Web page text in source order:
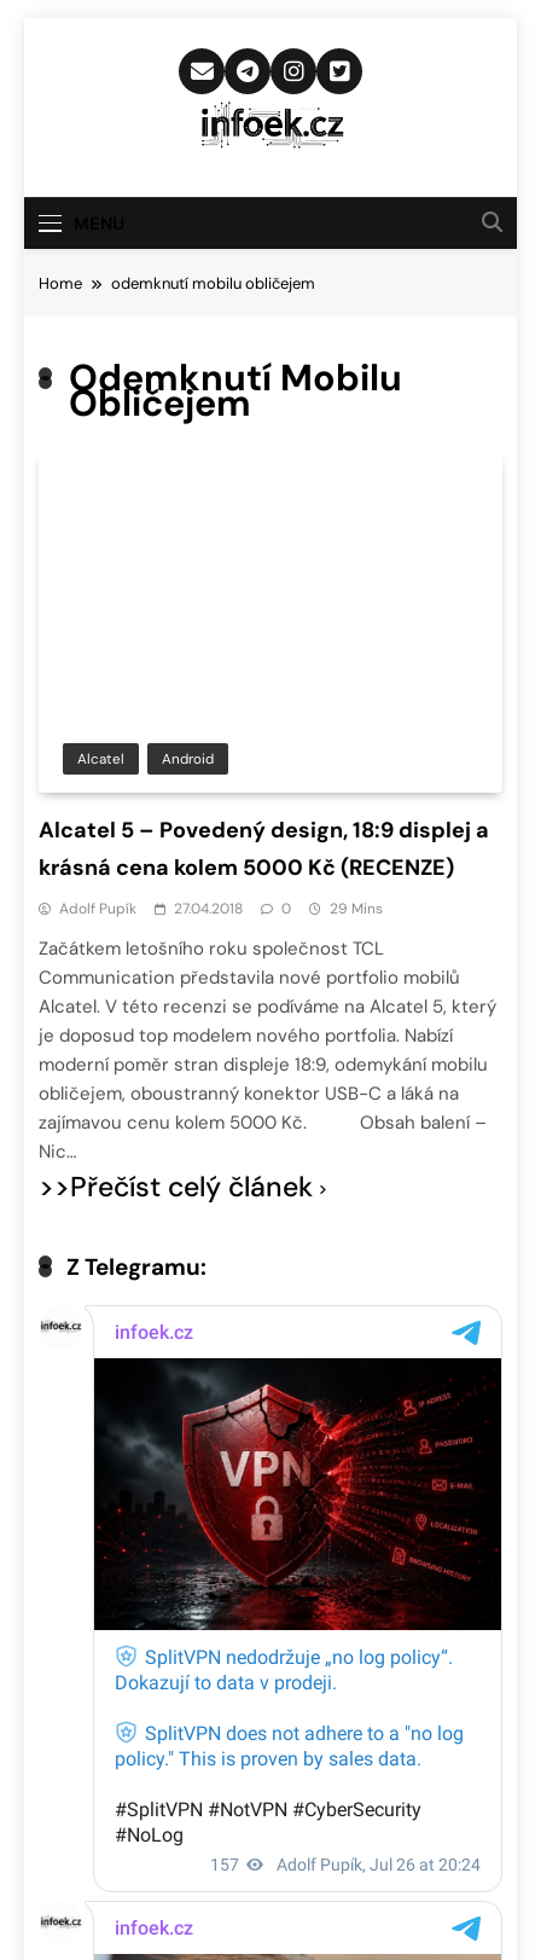
Infoek.cz
Novinkám
Home odemknutí mobilu obličejem
Odemknutí Mobilu
Obličejem
Alcatel Android
Alcatel 5 – Povedený design, 18:9 displej a
krásná cena kolem 5000 Kč (RECENZE)
Adolf Pupík 27.04.2018 0 29 Mins
Začátkem letošního roku společnost TCL
Communication představila nové portfolio mobilů
Alcatel. V této recenzi se podíváme na Alcatel 5, který
je doposud top modelem nového portfolia. Nabízí
moderní poměr stran displeje 18:9, odemykání mobilu
obličejem, oboustranný konektor USB-C a láká na
zajímavou cenu kolem 5000 Kč. Obsah balení –
Nic…
>>Přečíst celý článek
Z Telegramu: